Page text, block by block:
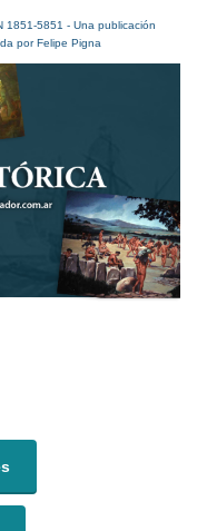
1851-5851 - Una publicación
por Felipe Pigna